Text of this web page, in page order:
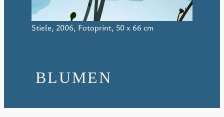
Stiele, 2006, Fotoprint, 50 x 66 cm
BLUMEN